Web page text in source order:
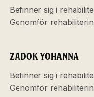
Befinner sig i
Genomför
ZADOK YOHANNA
Befinner sig i
Genomför